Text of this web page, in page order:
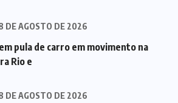
DE AGOSTO DE 2026
pula de carro em movimento na
Rio e
DE AGOSTO DE 2026